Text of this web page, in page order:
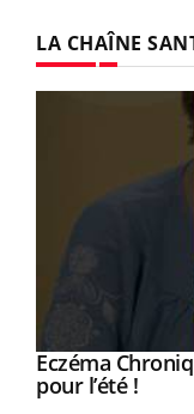
LA CHAÎNE
Youtube
Eczéma
pour l’été !